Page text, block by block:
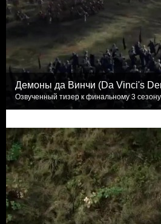
Демоны да Винчи (Da Vinci's
Озвученный тизер к финальному 3